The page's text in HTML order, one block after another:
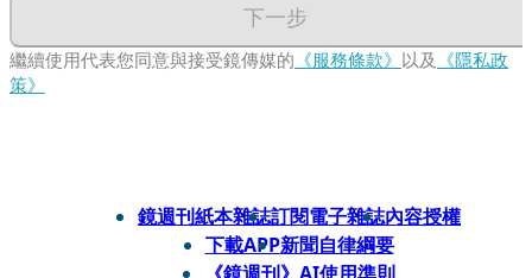
下一步
繼續使用代表您同意與接受鏡傳媒的 《服務條款》 以及 《隱私政
策》
鏡週刊紙本雜誌訂閱電子雜誌內容授權
下載APP新聞自律綱要